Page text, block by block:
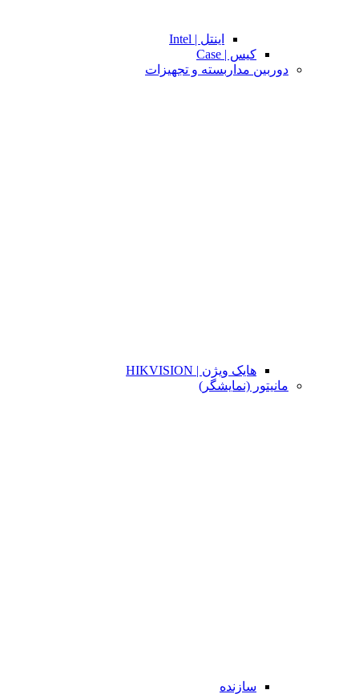
اینتل | Intel
کیس | Case
دوربین مداربسته و تجهیزات
هایک ویژن | HIKVISION
مانیتور (نمایشگر)
سازنده